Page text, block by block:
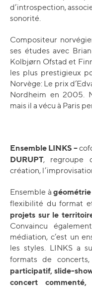
d’introspection,
sonorité.
Compositeur
ses études avec
Kolbjørn Ofstad et
les plus prestigieux
Norvège: Le prix
Nordheim en 2005.
mais il a vécu à Paris
Ensemble LINKS –
DURUPT, regroupe
création,
Ensemble à
flexibilité du format
projets sur le
Convaincu
médiation, c’est un
les styles. LINKS a
formats de
participatif, slide-
concert commenté,